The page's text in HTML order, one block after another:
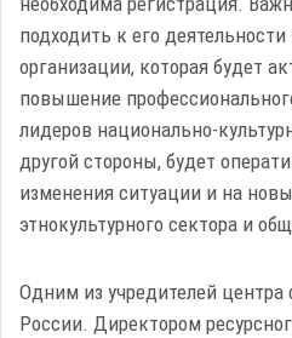
подходить к его
организации, которая будет
повышение
лидеров национально-
другой стороны, будет
изменения ситуации и на
этнокультурного сектора и
Одним из учредителей центра
России. Директором